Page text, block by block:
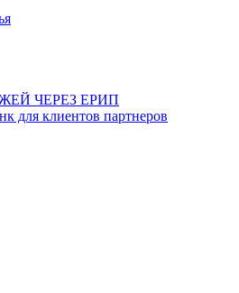
ЧЕРЕЗ ЕРИП
для клиентов партнеров